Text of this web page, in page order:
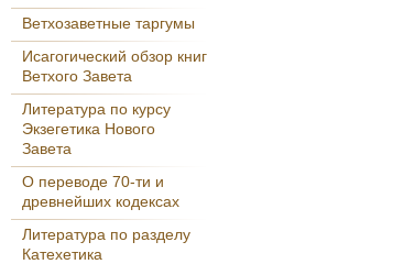
Ветхозаветные таргумы
Исагогический обзор книг
Ветхого Завета
Литература по курсу
Экзегетика Нового
Завета
О переводе 70-ти и
древнейших кодексах
Литература по разделу
Катехетика